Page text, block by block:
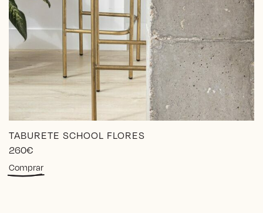
TABURETE SCHOOL FLORES
260€
ComprarEste
producto